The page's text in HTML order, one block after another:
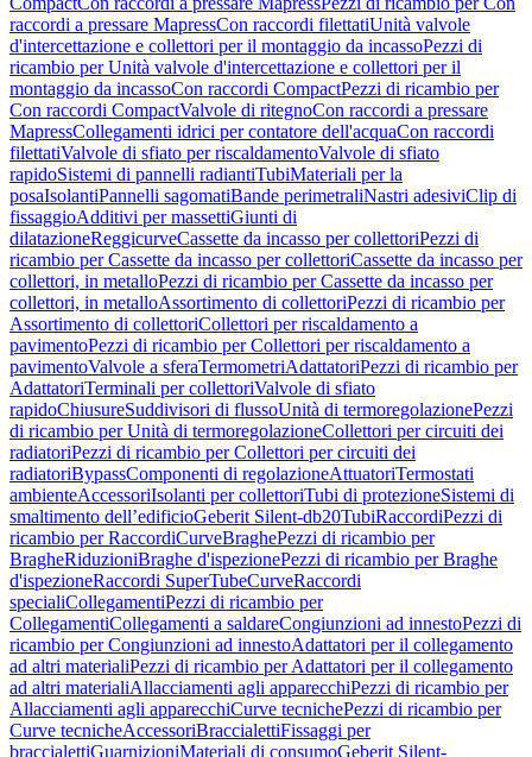
raccordi a pressare MapressCon raccordi filettatiUnità valvole
d'intercettazione e collettori per il montaggio da incassoPezzi di
ricambio per Unità valvole d'intercettazione e collettori per il
montaggio da incassoCon raccordi CompactPezzi di ricambio per
Con raccordi CompactValvole di ritegnoCon raccordi a pressare
MapressCollegamenti idrici per contatore dell'acquaCon raccordi
filettatiValvole di sfiato per riscaldamentoValvole di sfiato
rapidoSistemi di pannelli radiantiTubiMateriali per la
posaIsolantiPannelli sagomatiBande perimetraliNastri adesiviClip di
fissaggioAdditivi per massettiGiunti di
dilatazioneReggicurveCassette da incasso per collettoriPezzi di
ricambio per Cassette da incasso per collettoriCassette da incasso per
collettori, in metalloPezzi di ricambio per Cassette da incasso per
collettori, in metalloAssortimento di collettoriPezzi di ricambio per
Assortimento di collettoriCollettori per riscaldamento a
pavimentoPezzi di ricambio per Collettori per riscaldamento a
pavimentoValvole a sferaTermometriAdattatoriPezzi di ricambio per
AdattatoriTerminali per collettoriValvole di sfiato
rapidoChiusureSuddivisori di flussoUnità di termoregolazionePezzi
di ricambio per Unità di termoregolazioneCollettori per circuiti dei
radiatoriPezzi di ricambio per Collettori per circuiti dei
radiatoriBypassComponenti di regolazioneAttuatoriTermostati
ambienteAccessoriIsolanti per collettoriTubi di protezioneSistemi di
smaltimento dell’edificioGeberit Silent-db20TubiRaccordiPezzi di
ricambio per RaccordiCurveBraghePezzi di ricambio per
BragheRiduzioniBraghe d'ispezionePezzi di ricambio per Braghe
d'ispezioneRaccordi SuperTubeCurveRaccordi
specialiCollegamentiPezzi di ricambio per
CollegamentiCollegamenti a saldareCongiunzioni ad innestoPezzi di
ricambio per Congiunzioni ad innestoAdattatori per il collegamento
ad altri materialiPezzi di ricambio per Adattatori per il collegamento
ad altri materialiAllacciamenti agli apparecchiPezzi di ricambio per
Allacciamenti agli apparecchiCurve tecnichePezzi di ricambio per
Curve tecnicheAccessoriBraccialettiFissaggi per
braccialettiGuarnizioniMateriali di consumoGeberit Silent-